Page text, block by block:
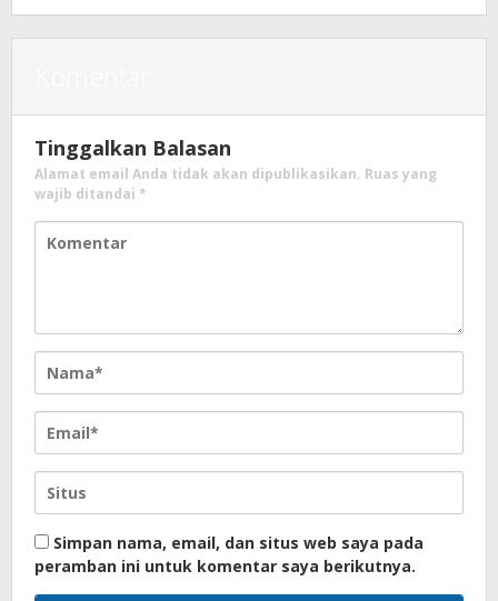
Tinggalkan Balasan
Alamat email Anda tidak akan dipublikasikan. Ruas yang
wajib ditandai *
Simpan nama, email, dan situs web saya pada
peramban ini untuk komentar saya berikutnya.